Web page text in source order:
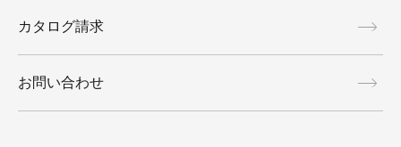
カタログ請求
お問い合わせ